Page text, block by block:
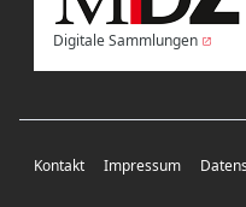
Digitale Sammlungen
Kontakt Impressum